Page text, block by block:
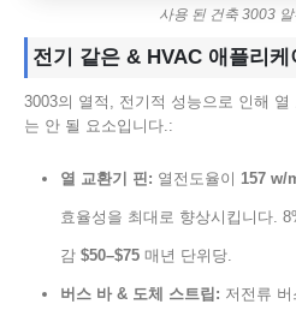
사용 된 건축 3003
전기 같은 & HVAC 애플리케
3003의 열적, 전기적 성능으로 인해
는 안 될 요소입니다.:
열 교환기 핀: 열전도율이 157 w/
효율성을 최대로 향상시킵니다.
감 $50–$75매년 단위당.
버스 바 & 도체 스트립: 저전류